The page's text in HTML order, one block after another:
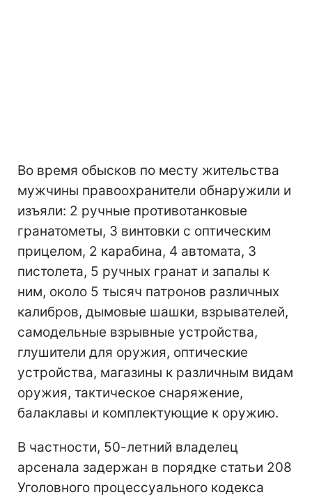
Во время обысков по месту жительства
мужчины правоохранители обнаружили и
изъяли: 2 ручные противотанковые
гранатометы, 3 винтовки с оптическим
прицелом, 2 карабина, 4 автомата, 3
пистолета, 5 ручных гранат и запалы к
ним, около 5 тысяч патронов различных
калибров, дымовые шашки, взрывателей,
самодельные взрывные устройства,
глушители для оружия, оптические
устройства, магазины к различным видам
оружия, тактическое снаряжение,
балаклавы и комплектующие к оружию.
В частности, 50-летний владелец
арсенала задержан в порядке статьи 208
Уголовного процессуального кодекса